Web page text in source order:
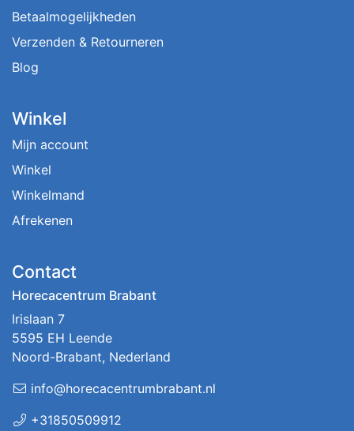
Betaalmogelijkheden
Verzenden & Retourneren
Blog
Winkel
Mijn account
Winkel
Winkelmand
Afrekenen
Contact
Horecacentrum Brabant
Irislaan 7
5595 EH Leende
Noord-Brabant, Nederland
info@horecacentrumbrabant.nl
+31850509912